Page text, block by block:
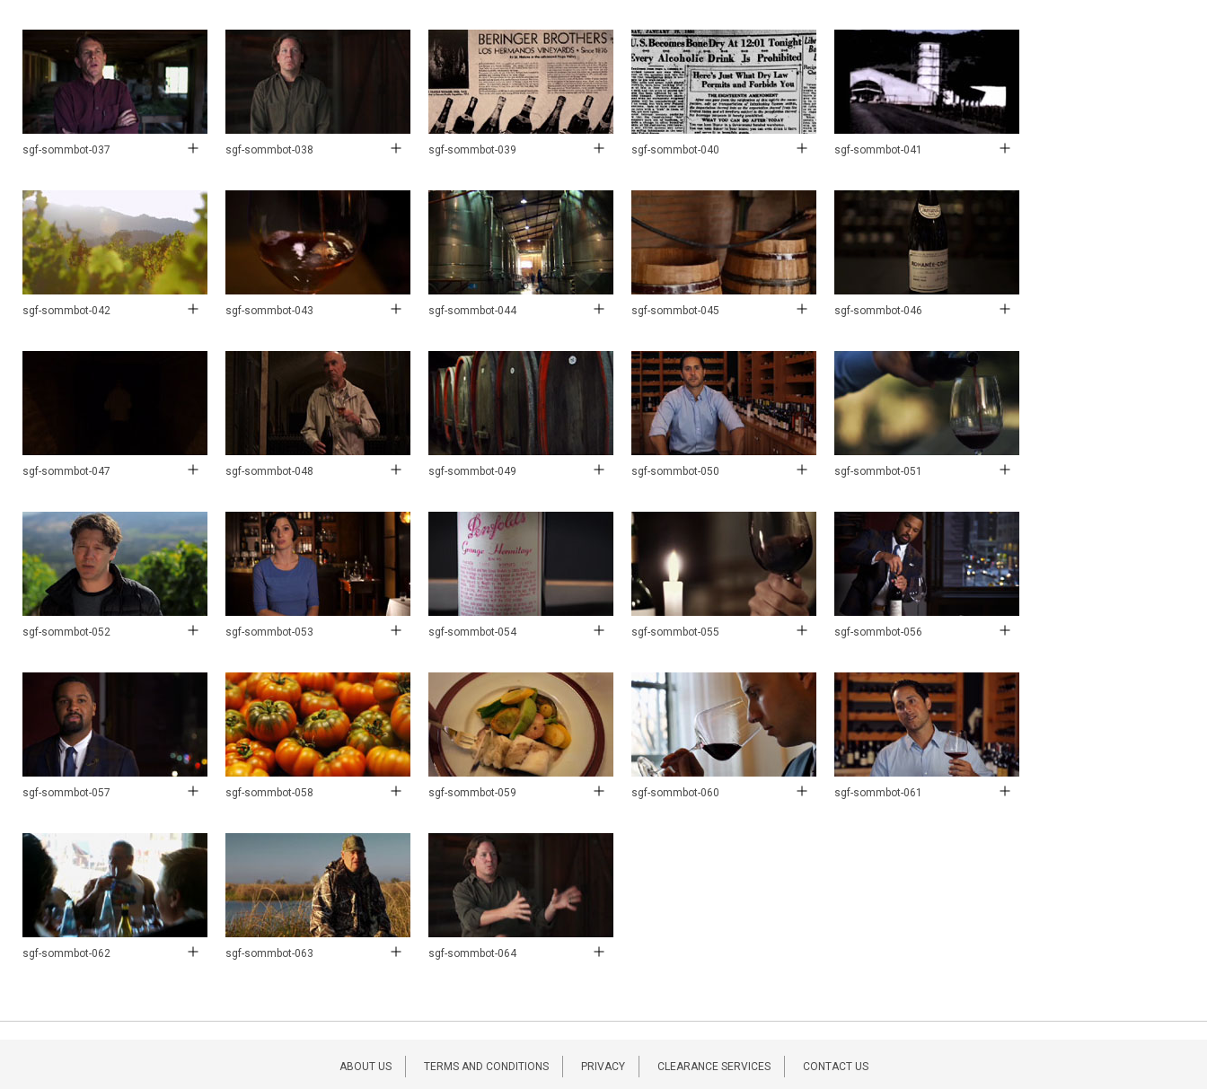
sgf-sommbot-037 sgf-sommbot-038 sgf-sommbot-039 sgf-sommbot-040 sgf-sommbot-041
sgf-sommbot-042 sgf-sommbot-043 sgf-sommbot-044 sgf-sommbot-045 sgf-sommbot-046
sgf-sommbot-047 sgf-sommbot-048 sgf-sommbot-049 sgf-sommbot-050 sgf-sommbot-051
sgf-sommbot-052 sgf-sommbot-053 sgf-sommbot-054 sgf-sommbot-055 sgf-sommbot-056
sgf-sommbot-057 sgf-sommbot-058 sgf-sommbot-059 sgf-sommbot-060 sgf-sommbot-061
sgf-sommbot-062 sgf-sommbot-063 sgf-sommbot-064
ABOUT US TERMS AND CONDITIONS PRIVACY CLEARANCE SERVICES CONTACT US